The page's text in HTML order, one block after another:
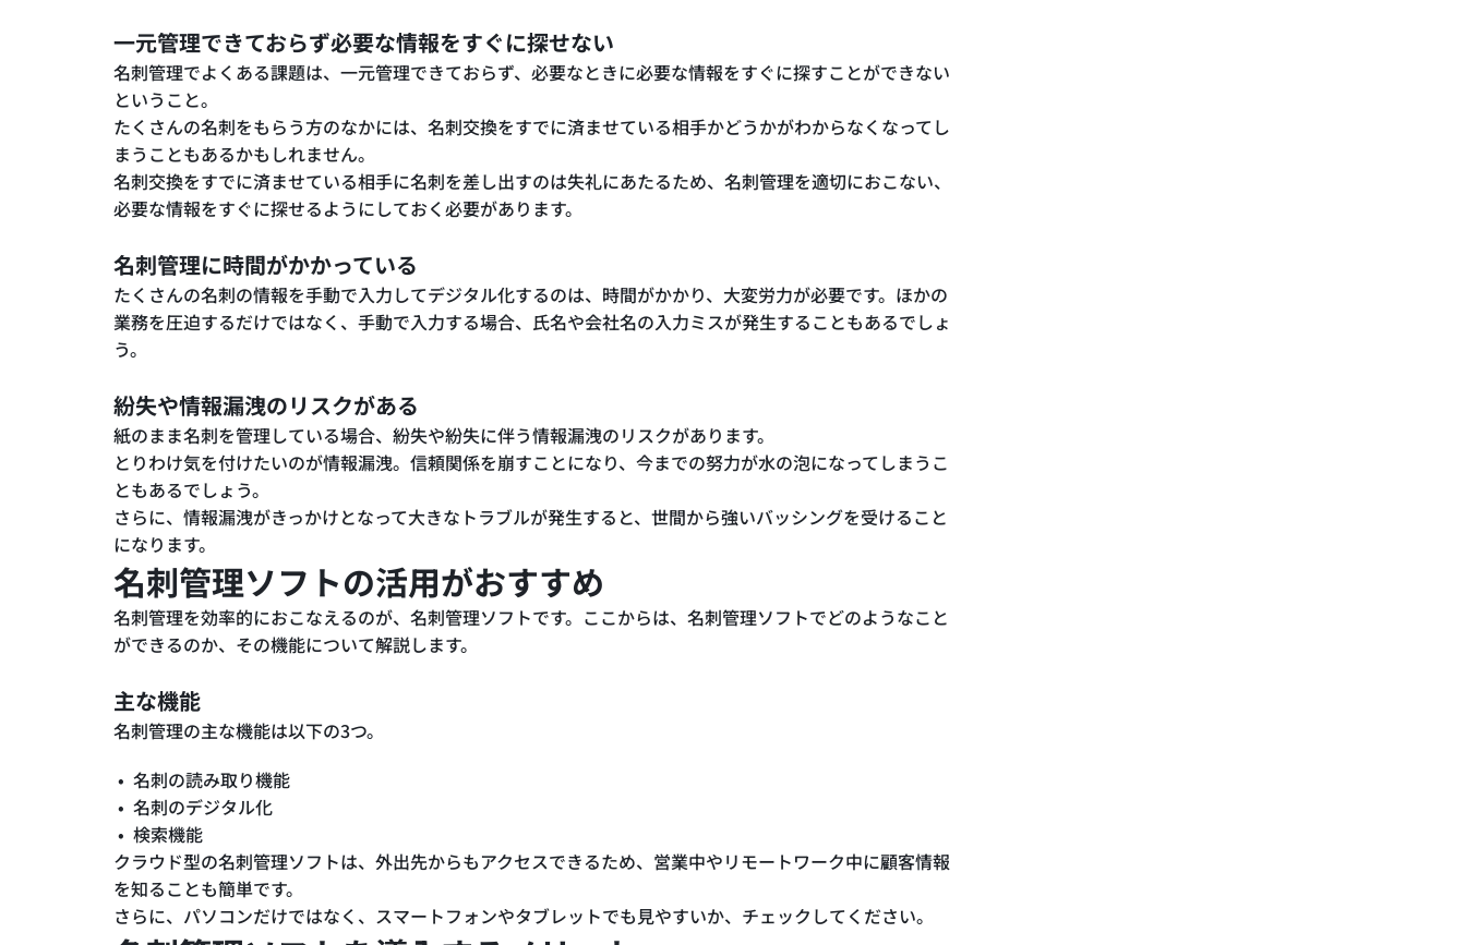
一元管理できておらず必要な情報をすぐに探せない
名刺管理でよくある課題は、一元管理できておらず、必要なときに必要な情報をすぐに探すことができない
ということ。
たくさんの名刺をもらう方のなかには、名刺交換をすでに済ませている相手かどうかがわからなくなってし
まうこともあるかもしれません。
名刺交換をすでに済ませている相手に名刺を差し出すのは失礼にあたるため、名刺管理を適切におこない、
必要な情報をすぐに探せるようにしておく必要があります。
名刺管理に時間がかかっている
たくさんの名刺の情報を手動で入力してデジタル化するのは、時間がかかり、大変労力が必要です。ほかの
業務を圧迫するだけではなく、手動で入力する場合、氏名や会社名の入力ミスが発生することもあるでしょ
う。
紛失や情報漏洩のリスクがある
紙のまま名刺を管理している場合、紛失や紛失に伴う情報漏洩のリスクがあります。
とりわけ気を付けたいのが情報漏洩。信頼関係を崩すことになり、今までの努力が水の泡になってしまうこ
ともあるでしょう。
さらに、情報漏洩がきっかけとなって大きなトラブルが発生すると、世間から強いバッシングを受けること
になります。
名刺管理ソフトの活用がおすすめ
名刺管理を効率的におこなえるのが、名刺管理ソフトです。ここからは、名刺管理ソフトでどのようなこと
ができるのか、その機能について解説します。
主な機能
名刺管理の主な機能は以下の3つ。
名刺の読み取り機能
名刺のデジタル化
検索機能
クラウド型の名刺管理ソフトは、外出先からもアクセスできるため、営業中やリモートワーク中に顧客情報
を知ることも簡単です。
さらに、パソコンだけではなく、スマートフォンやタブレットでも見やすいか、チェックしてください。